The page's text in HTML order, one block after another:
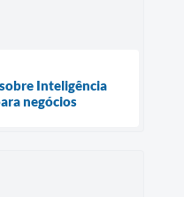
Inteligência
negócios